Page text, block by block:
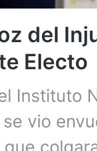
del
Electo
Instituto
vio